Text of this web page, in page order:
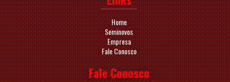
Home
Seminovos
Empresa
Fale Conosco
Fale Conosco